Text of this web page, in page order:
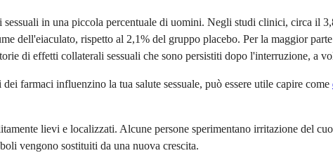
in una piccola percentuale di uomini. Negli studi clinici, circa il
dell'eiaculato, rispetto al 2,1% del gruppo placebo. Per la maggior
di effetti collaterali sessuali che sono persistiti dopo l'interruzione, a
farmaci influenzino la tua salute sessuale, può essere utile capire come
lievi e localizzati. Alcune persone sperimentano irritazione del
vengono sostituiti da una nuova crescita.